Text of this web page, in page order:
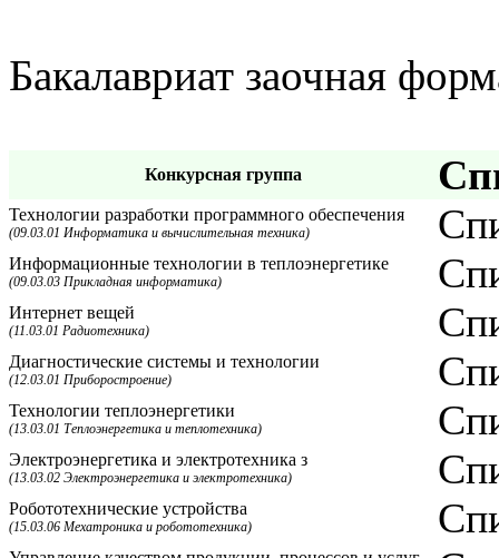
Бакалавриат заочная
Конкурсная группа
Технологии разработки программного обеспечения
(09.03.01 Информатика и вычислительная техника)
Информационные технологии в теплоэнергетике
(09.03.03 Прикладная информатика)
Интернет вещей
(11.03.01 Радиотехника)
Диагностические системы и технологии
(12.03.01 Приборостроение)
Технологии теплоэнергетики
(13.03.01 Теплоэнергетика и теплотехника)
Электроэнергетика и электротехника з
(13.03.02 Электроэнергетика и электротехника)
Робототехнические устройства
(15.03.06 Мехатроника и робототехника)